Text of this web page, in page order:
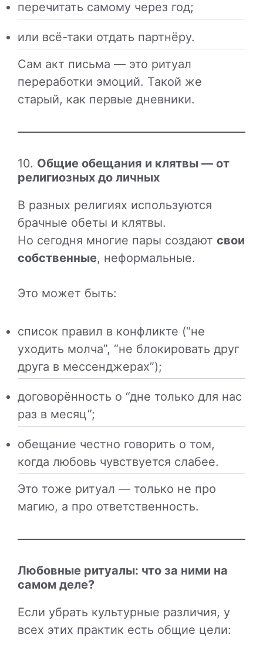
перечитать самому через год;
или всё-таки отдать партнёру.
Сам акт письма — это ритуал
переработки эмоций. Такой же
старый, как первые дневники.
10. Общие обещания и клятвы — от
религиозных до личных
В разных религиях используются
брачные обеты и клятвы.
Но сегодня многие пары создают свои
собственные, неформальные.
Это может быть:
список правил в конфликте (“не
уходить молча”, “не блокировать друг
друга в мессенджерах”);
договорённость о “дне только для нас
раз в месяц”;
обещание честно говорить о том,
когда любовь чувствуется слабее.
Это тоже ритуал — только не про
магию, а про ответственность.
Любовные ритуалы: что за ними на
самом деле?
Если убрать культурные различия, у
всех этих практик есть общие цели: